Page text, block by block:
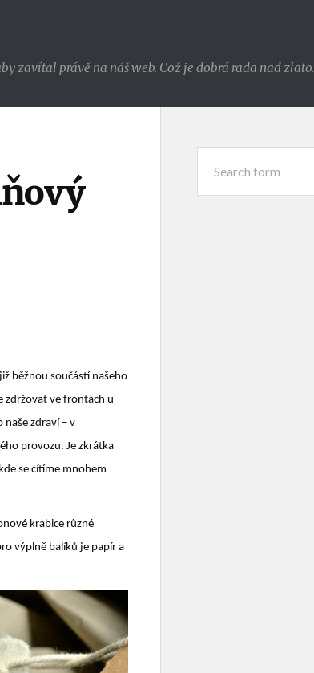
zavítal právě na náš web. Což je dobrá rada nad zlato.
běžnou součástí našeho
zdržovat ve frontách u
zdraví – v
provozu. Je zkrátka
se cítíme mnohem
krabice různé
výplně balíků je papír a